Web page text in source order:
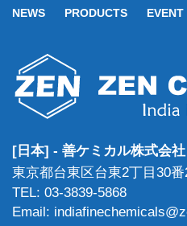
NEWS PRODUCTS EVENT
[日本] - 善ケミカル株式会社
東京都台東区台東2丁目30
TEL: 03-3839-5868
Email: